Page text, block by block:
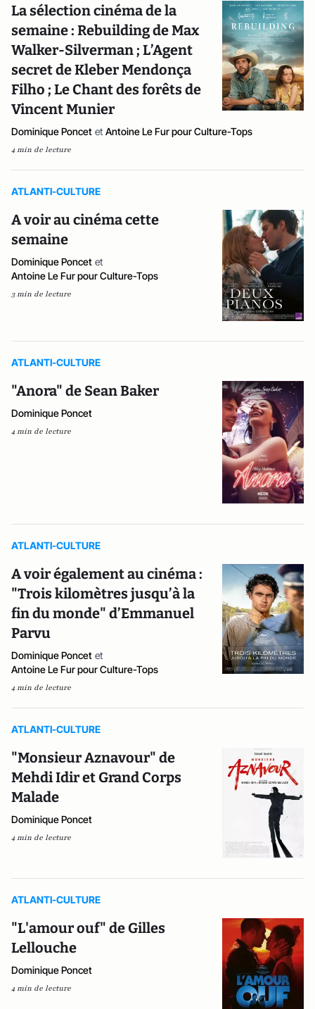
La sélection cinéma de la
semaine : Rebuilding de Max
Walker-Silverman ; L’Agent
secret de Kleber Mendonça
Filho ; Le Chant des forêts de
Vincent Munier
Dominique Poncet et Antoine Le Fur pour Culture-Tops
4 min de lecture
ATLANTI-CULTURE
A voir au cinéma cette
semaine
Dominique Poncet et
Antoine Le Fur pour Culture-Tops
3 min de lecture
ATLANTI-CULTURE
"Anora" de Sean Baker
Dominique Poncet
4 min de lecture
ATLANTI-CULTURE
A voir également au cinéma :
"Trois kilomètres jusqu’à la
fin du monde" d’Emmanuel
Parvu
Dominique Poncet et
Antoine Le Fur pour Culture-Tops
4 min de lecture
ATLANTI-CULTURE
"Monsieur Aznavour" de
Mehdi Idir et Grand Corps
Malade
Dominique Poncet
4 min de lecture
ATLANTI-CULTURE
"L'amour ouf" de Gilles
Lellouche
Dominique Poncet
4 min de lecture